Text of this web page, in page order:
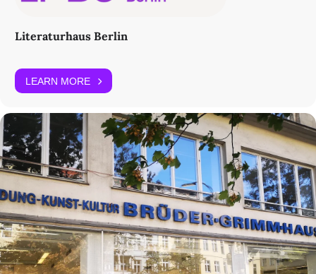
Literaturhaus Berlin
LEARN MORE